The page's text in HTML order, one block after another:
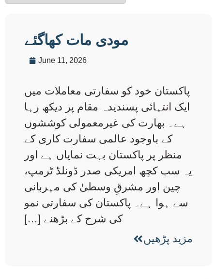
مودی مات کھاگئے
June 11, 2026
پاکستان خود کو سفارتی معاملات میں
ایک انتہائی پسندیدہ مقام پر دیکھ رہا
ہے۔ بھارت کی غیرمعمولی کوششوں
کے باوجود عالمی سفارت کاری کے
منظر پر پاکستان بہت نمایاں ہے اور
یہ سب کچھ امریکی صدر ڈونلڈ ٹرمپ،
چین اور مشرقِ وسطیٰ کی مہربانی
سے ہوا ہے۔ پاکستان کی سفارتی نمو
کی شرح کے بڑھنے […]
مزید پڑھیں